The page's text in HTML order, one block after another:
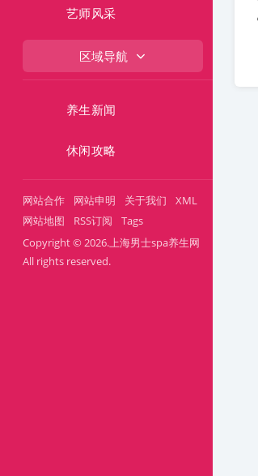
艺师风采
区域导航
养生新闻
休闲攻略
网站合作 网站申明 关于我们
XML
网站地图
RSS订阅
Tags
Copyright © 2026.上海男士spa养生网
All rights reserved.